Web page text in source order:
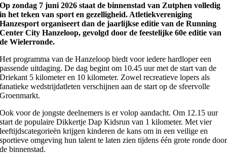
Op zondag 7 juni 2026 staat de binnenstad van Zutphen volledig
in het teken van sport en gezelligheid. Atletiekvereniging
Hanzesport organiseert dan de jaarlijkse editie van de Running
Center City Hanzeloop, gevolgd door de feestelijke 60e editie van
de Wielerronde.
Het programma van de Hanzeloop biedt voor iedere hardloper een
passende uitdaging. De dag begint om 10.45 uur met de start van de
Driekant 5 kilometer en 10 kilometer. Zowel recreatieve lopers als
fanatieke wedstrijdatleten verschijnen aan de start op de sfeervolle
Groenmarkt.
Ook voor de jongste deelnemers is er volop aandacht. Om 12.15 uur
start de populaire Dikkertje Dap Kidsrun van 1 kilometer. Met vier
leeftijdscategorieën krijgen kinderen de kans om in een veilige en
sportieve omgeving hun talent te laten zien tijdens één grote ronde door
de binnenstad.